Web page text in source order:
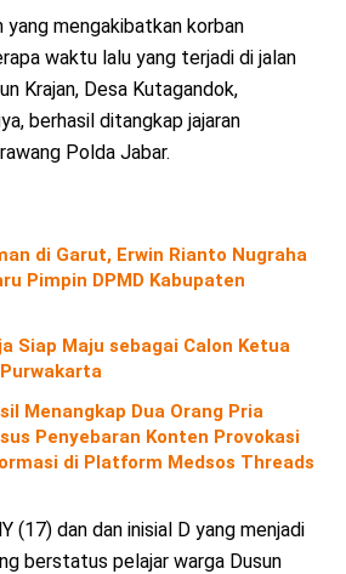
yang mengakibatkan korban
waktu lalu yang terjadi di jalan
Krajan, Desa Kutagandok,
berhasil ditangkap jajaran
Polda Jabar.
di Garut, Erwin Rianto Nugraha
Pimpin DPMD Kabupaten
Siap Maju sebagai Calon Ketua
Menangkap Dua Orang Pria
Penyebaran Konten Provokasi
di Platform Medsos Threads
(17) dan dan inisial D yang menjadi
berstatus pelajar warga Dusun